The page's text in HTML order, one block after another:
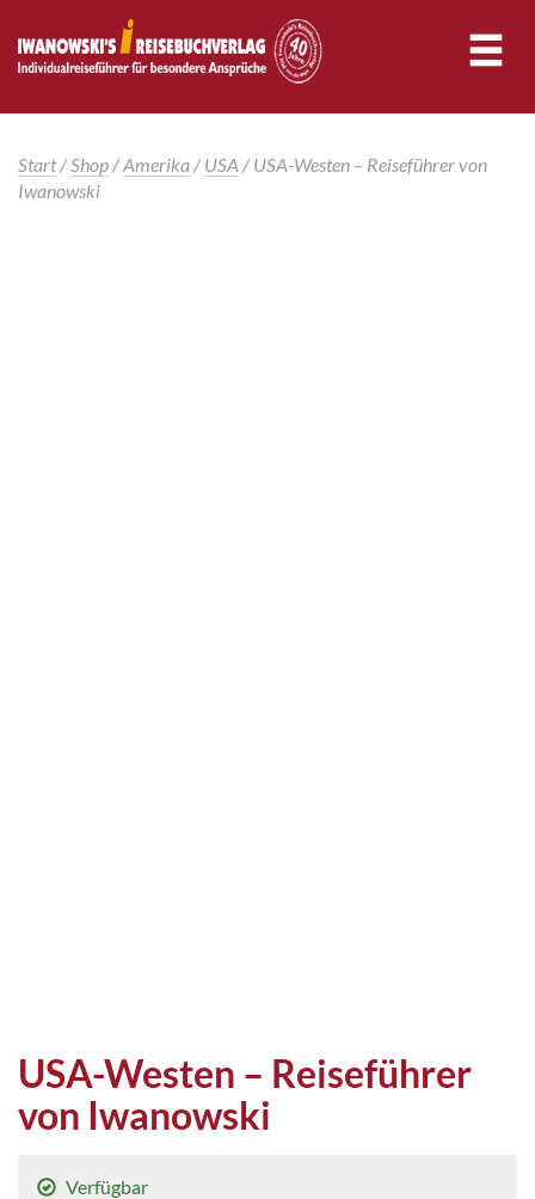
Start/Shop/Amerika/USA / USA-Westen – Reiseführer von
Iwanowski
USA-Westen – Reiseführer
von Iwanowski
Verfügbar